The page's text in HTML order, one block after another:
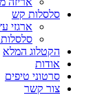
סלסלות קש
ארגזי
הקטלוג המלא
אודות
סרטוני טיפים
צור קשר